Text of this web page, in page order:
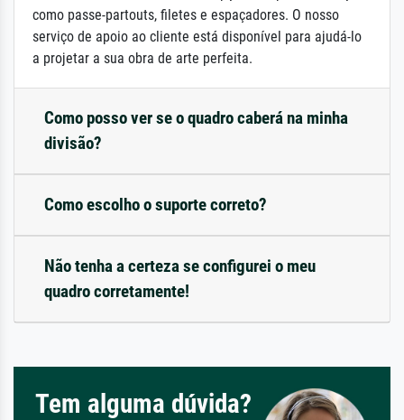
como passe-partouts, filetes e espaçadores. O nosso
serviço de apoio ao cliente está disponível para ajudá-lo
a projetar a sua obra de arte perfeita.
Como posso ver se o quadro caberá na minha
divisão?
Como escolho o suporte correto?
Não tenha a certeza se configurei o meu
quadro corretamente!
Tem alguma dúvida?